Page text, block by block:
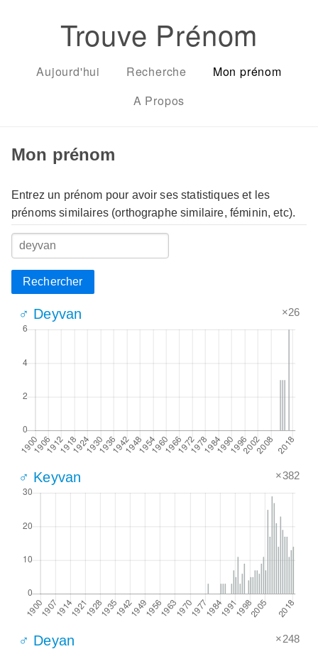
Trouve Prénom
Aujourd'hui Recherche
Mon prénom
A Propos
Mon prénom
Entrez un prénom pour avoir ses statistiques et les
prénoms similaires (orthographe similaire, féminin, etc).
Rechercher
♂ Deyvan ×26
♂ Keyvan ×382
♂ Deyan ×248